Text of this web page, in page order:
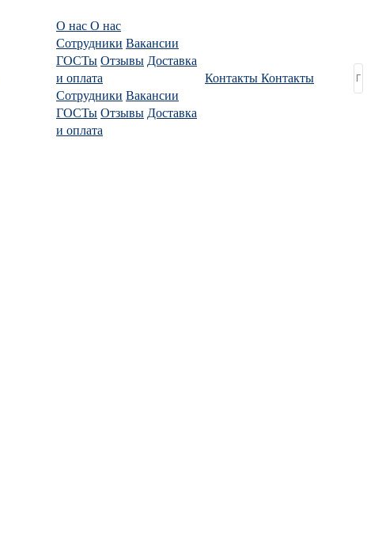
О нас О нас
Сотрудники Вакансии
ГОСТы Отзывы Доставка
и оплата
Сотрудники Вакансии
ГОСТы Отзывы Доставка
и оплата
Контакты Контакты